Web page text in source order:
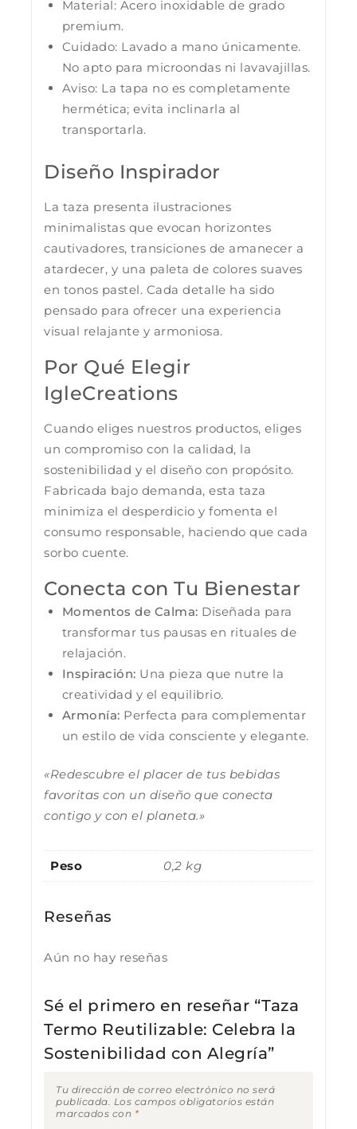
Material: Acero inoxidable de grado
premium.
Cuidado: Lavado a mano únicamente.
No apto para microondas ni lavavajillas.
Aviso: La tapa no es completamente
hermética; evita inclinarla al
transportarla.
Diseño Inspirador
La taza presenta ilustraciones
minimalistas que evocan horizontes
cautivadores, transiciones de amanecer a
atardecer, y una paleta de colores suaves
en tonos pastel. Cada detalle ha sido
pensado para ofrecer una experiencia
visual relajante y armoniosa.
Por Qué Elegir
IgleCreations
Cuando eliges nuestros productos, eliges
un compromiso con la calidad, la
sostenibilidad y el diseño con propósito.
Fabricada bajo demanda, esta taza
minimiza el desperdicio y fomenta el
consumo responsable, haciendo que cada
sorbo cuente.
Conecta con Tu Bienestar
Momentos de Calma: Diseñada para
transformar tus pausas en rituales de
relajación.
Inspiración: Una pieza que nutre la
creatividad y el equilibrio.
Armonía: Perfecta para complementar
un estilo de vida consciente y elegante.
«Redescubre el placer de tus bebidas
favoritas con un diseño que conecta
contigo y con el planeta.»
Peso 0,2 kg
Reseñas
Aún no hay reseñas
Sé el primero en reseñar “Taza
Termo Reutilizable: Celebra la
Sostenibilidad con Alegría”
Tu dirección de correo electrónico no será
publicada. Los campos obligatorios están
marcados con *